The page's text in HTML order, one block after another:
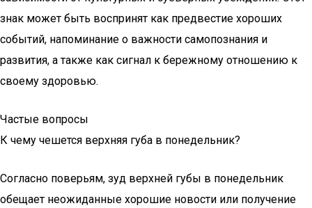
знак может быть воспринят как предвестие хороших
событий, напоминание о важности самопознания и
развития, а также как сигнал к бережному отношению к
своему здоровью.
Частые вопросы
К чему чешется верхняя губа в понедельник?
Согласно поверьям, зуд верхней губы в понедельник
обещает неожиданные хорошие новости или получение